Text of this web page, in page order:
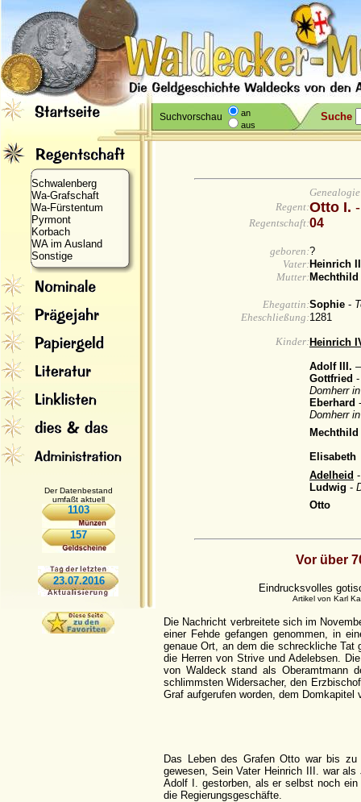
Suchvorschau
an
aus
Suche
Schwalenberg
Wa-Grafschaft
Wa-Fürstentum
Pyrmont
Korbach
WA im Ausland
Sonstige
Der Datenbestand
umfaßt aktuell
1103
157
23.07.2016
Regent:Otto I.
Regentschaft:04
geboren:?
Vater: Heinrich
Mutter: Mechthild
Ehegattin:Sophie -
Eheschließung:1281
Kinder: Heinrich
Adolf III.
Gottfried -
Domherr
Eberhard
Domherr
Mechthild
Elisabeth
Adelheid
Ludwig -
Otto
Vor über
Eindrucksvolles
Artikel von Karl
Die Nachricht verbreitete sich im
einer Fehde gefangen genommen, in
genaue Ort, an dem die schreckliche Tat
die Herren von Strive und Adelebsen.
von Waldeck stand als Oberamtmann
schlimmsten Widersacher, den
Graf aufgerufen worden, dem
Das Leben des Grafen Otto war bis
gewesen, Sein Vater Heinrich III. war
Adolf I. gestorben, als er selbst noch
die Regierungsgeschäfte.